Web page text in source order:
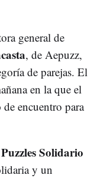
general de
, de Aepuzz,
de parejas. El
en la que el
encuentro para
Solidario
y un